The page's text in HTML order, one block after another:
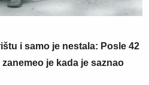
i samo je nestala: Posle 42
je kada je saznao